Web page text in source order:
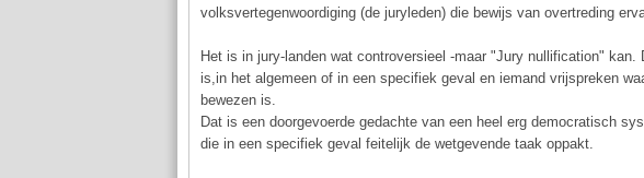
volksvertegenwoordiging (de juryleden) die bewijs van overtreding
Het is in jury-landen wat controversieel -maar "Jury nullification"
is,in het algemeen of in een specifiek geval en iemand vrijspreken
bewezen is.
Dat is een doorgevoerde gedachte van een heel erg democratisch
die in een specifiek geval feitelijk de wetgevende taak oppakt.